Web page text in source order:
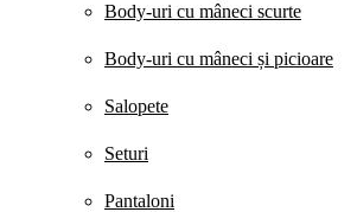
Body-uri cu mâneci scurte
Body-uri cu mâneci și picioare
Salopete
Seturi
Pantaloni